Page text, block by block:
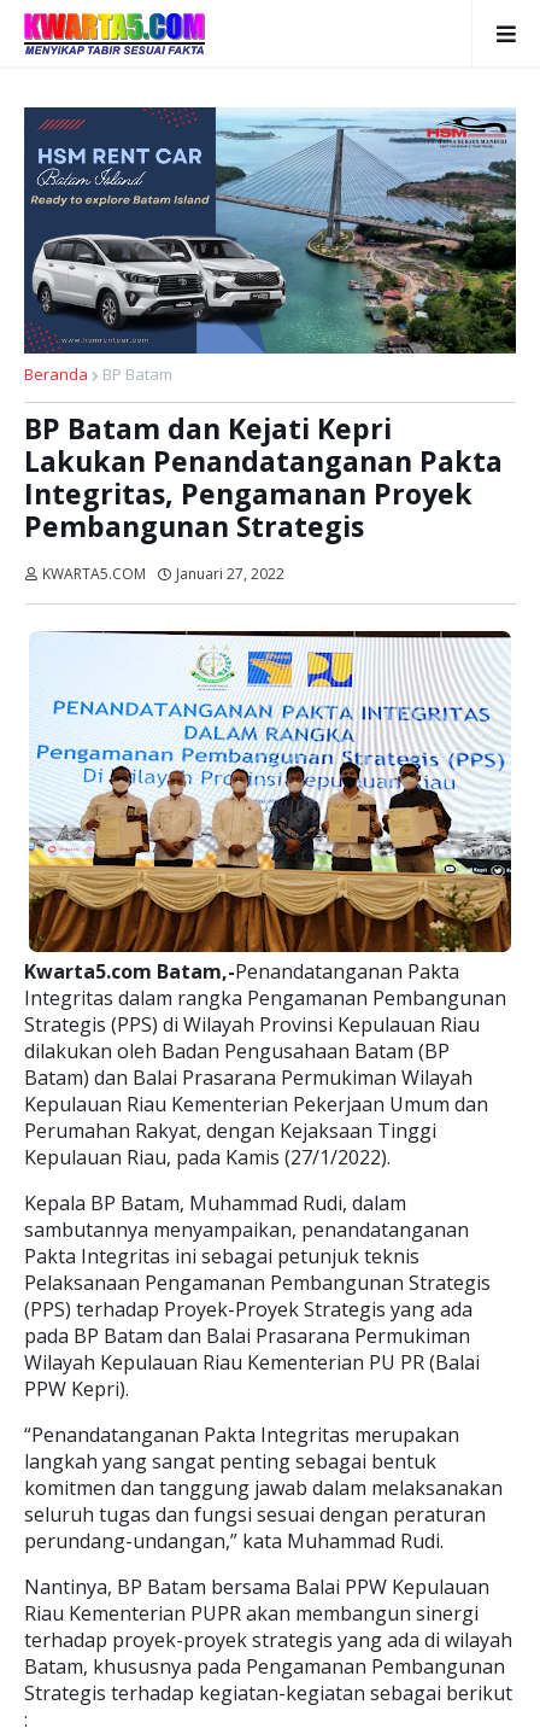
Beranda BP Batam
BP Batam dan Kejati Kepri
Lakukan Penandatanganan Pakta
Integritas, Pengamanan Proyek
Pembangunan Strategis
KWARTA5.COM Januari 27, 2022
Kwarta5.com Batam,-Penandatanganan Pakta
Integritas dalam rangka Pengamanan Pembangunan
Strategis (PPS) di Wilayah Provinsi Kepulauan Riau
dilakukan oleh Badan Pengusahaan Batam (BP
Batam) dan Balai Prasarana Permukiman Wilayah
Kepulauan Riau Kementerian Pekerjaan Umum dan
Perumahan Rakyat, dengan Kejaksaan Tinggi
Kepulauan Riau, pada Kamis (27/1/2022).
Kepala BP Batam, Muhammad Rudi, dalam
sambutannya menyampaikan, penandatanganan
Pakta Integritas ini sebagai petunjuk teknis
Pelaksanaan Pengamanan Pembangunan Strategis
(PPS) terhadap Proyek-Proyek Strategis yang ada
pada BP Batam dan Balai Prasarana Permukiman
Wilayah Kepulauan Riau Kementerian PU PR (Balai
PPW Kepri).
“Penandatanganan Pakta Integritas merupakan
langkah yang sangat penting sebagai bentuk
komitmen dan tanggung jawab dalam melaksanakan
seluruh tugas dan fungsi sesuai dengan peraturan
perundang-undangan,” kata Muhammad Rudi.
Nantinya, BP Batam bersama Balai PPW Kepulauan
Riau Kementerian PUPR akan membangun sinergi
terhadap proyek-proyek strategis yang ada di wilayah
Batam, khususnya pada Pengamanan Pembangunan
Strategis terhadap kegiatan-kegiatan sebagai berikut
: